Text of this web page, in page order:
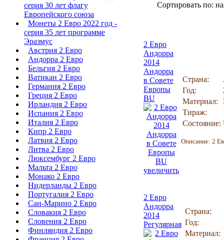
серия 30 лет флагу
Европейского союза
Монеты 2 Евро 2022 год -
серия 35 лет программе
Эразмус
Австрия 2 Евро
Андорра 2 Евро
Бельгия 2 Евро
Ватикан 2 Евро
Германия 2 Евро
Греция 2 Евро
Ирландия 2 Евро
Испания 2 Евро
Италия 2 Евро
Кипр 2 Евро
Латвия 2 Евро
Литва 2 Евро
Люксембург 2 Евро
Мальта 2 Евро
Монако 2 Евро
Нидерланды 2 Евро
Португалия 2 Евро
Сан-Марино 2 Евро
Словакия 2 Евро
Словения 2 Евро
Финляндия 2 Евро
Сортировать по:
2 Евро
Андорра
2014
Андорра
в Совете
Европы
BU
увеличить
Страна:
Год:
Материал:
Тираж:
Состояние:
Описание: 2
2 Евро
Андорра
2014
Регулярная
Страна:
Год:
Материал: